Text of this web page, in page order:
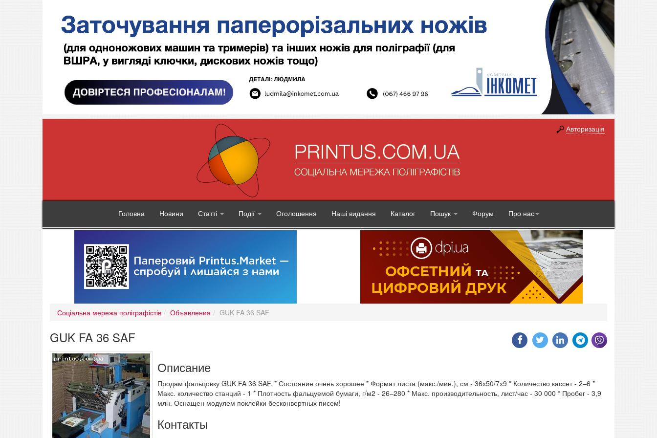
Авторизація
Головна Новини Статті Події Оголошення Наші видання Каталог Пошук Форум Про нас
Соціальна мережа поліграфістів Объявления GUK FA 36 SAF
GUK FA 36 SAF
Описание
Продам фальцовку GUK FA 36 SAF. * Состояние очень хорошее * Формат листа (макс./мин.), см - 36х50/7х9 * Количество кассет - 2–6 *
Макс. количество станций - 1 * Плотность фальцуемой бумаги, г/м2 - 26–280 * Макс. производительность, лист/час - 30 000 * Пробег - 3,9
млн. Оснащен модулем поклейки бесконвертных писем!
Контакты